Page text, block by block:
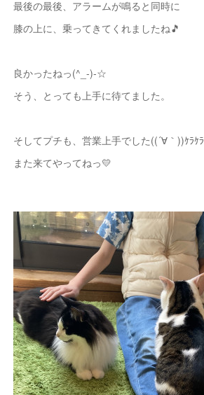
最後の最後、アラームが鳴ると同時に
膝の上に、乗ってきてくれましたね🎵
良かったねっ(^_-)-☆
そう、とっても上手に待てました。
そしてプチも、営業上手でした((´∀｀))ｹﾗｹﾗ
また来てやってねっ💛